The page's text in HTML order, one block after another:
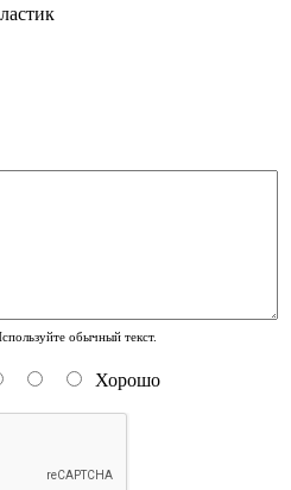
обычный текст.
Хорошо